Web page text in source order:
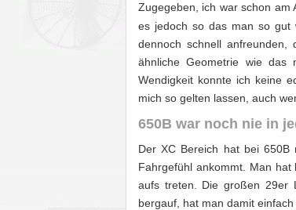
Zugegeben, ich war schon
es jedoch so das man so gut
dennoch schnell
ähnliche Geometrie wie das
Wendigkeit konnte ich keine
mich so gelten lassen, auch
650B war noch nie in
Der XC Bereich hat bei
Fahrgefühl ankommt. Man
aufs treten. Die großen 29er
bergauf, hat man damit